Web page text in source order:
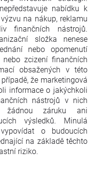
nabídku k
na nákup, reklamu
finančních nástrojů.
složka nenese
nebo opomenutí
zcizení finančních
obsažených v této
že marketingová
informace o jakýchkoli
nástrojů v nich
žádnou záruku ani
výsledků. Minulá
o budoucích
na základě těchto
riziko.